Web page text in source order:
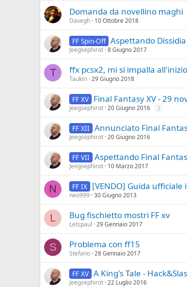
Domanda da novellino maghi
Davegh 10 Ottobre 2018
FF Spin-Off Aspettando
Jeegsephirot 8 Giugno 2017
T ffx pcsx2, mi si impalla all'inizio
Taukiri 29 Giugno 2018
FF XV Final Fantasy XV - 29
Jeegsephirot 20 Giugno 2016 2
FF XII Annunciato Final
Jeegsephirot 20 Giugno 2016
FF VII Aspettando Final
Jeegsephirot 10 Marzo 2017
N FF IX [VENDO] Guida
neo999 30 Giugno 2013
L Bug fischietto mostri FF xv
Letspaul 29 Gennaio 2017
S Problema con ff15
Stefano 28 Gennaio 2017
FF XV A King's Tale -
Jeegsephirot 22 Luglio 2016